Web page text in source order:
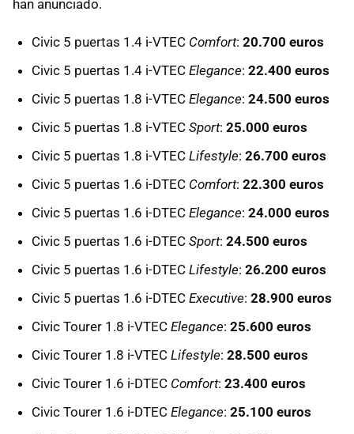
han anunciado.
Civic 5 puertas 1.4 i-VTEC Comfort: 20.700 euros
Civic 5 puertas 1.4 i-VTEC Elegance: 22.400 euros
Civic 5 puertas 1.8 i-VTEC Elegance: 24.500 euros
Civic 5 puertas 1.8 i-VTEC Sport: 25.000 euros
Civic 5 puertas 1.8 i-VTEC Lifestyle: 26.700 euros
Civic 5 puertas 1.6 i-DTEC Comfort: 22.300 euros
Civic 5 puertas 1.6 i-DTEC Elegance: 24.000 euros
Civic 5 puertas 1.6 i-DTEC Sport: 24.500 euros
Civic 5 puertas 1.6 i-DTEC Lifestyle: 26.200 euros
Civic 5 puertas 1.6 i-DTEC Executive: 28.900 euros
Civic Tourer 1.8 i-VTEC Elegance: 25.600 euros
Civic Tourer 1.8 i-VTEC Lifestyle: 28.500 euros
Civic Tourer 1.6 i-DTEC Comfort: 23.400 euros
Civic Tourer 1.6 i-DTEC Elegance: 25.100 euros